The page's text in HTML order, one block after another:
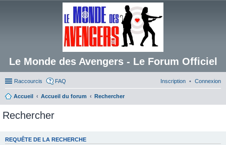
Le Monde des Avengers - Le Forum Officiel
Raccourcis FAQ Connexion
Inscription
Accueil Accueil du forum Rechercher
Rechercher
REQUÊTE DE LA RECHERCHE